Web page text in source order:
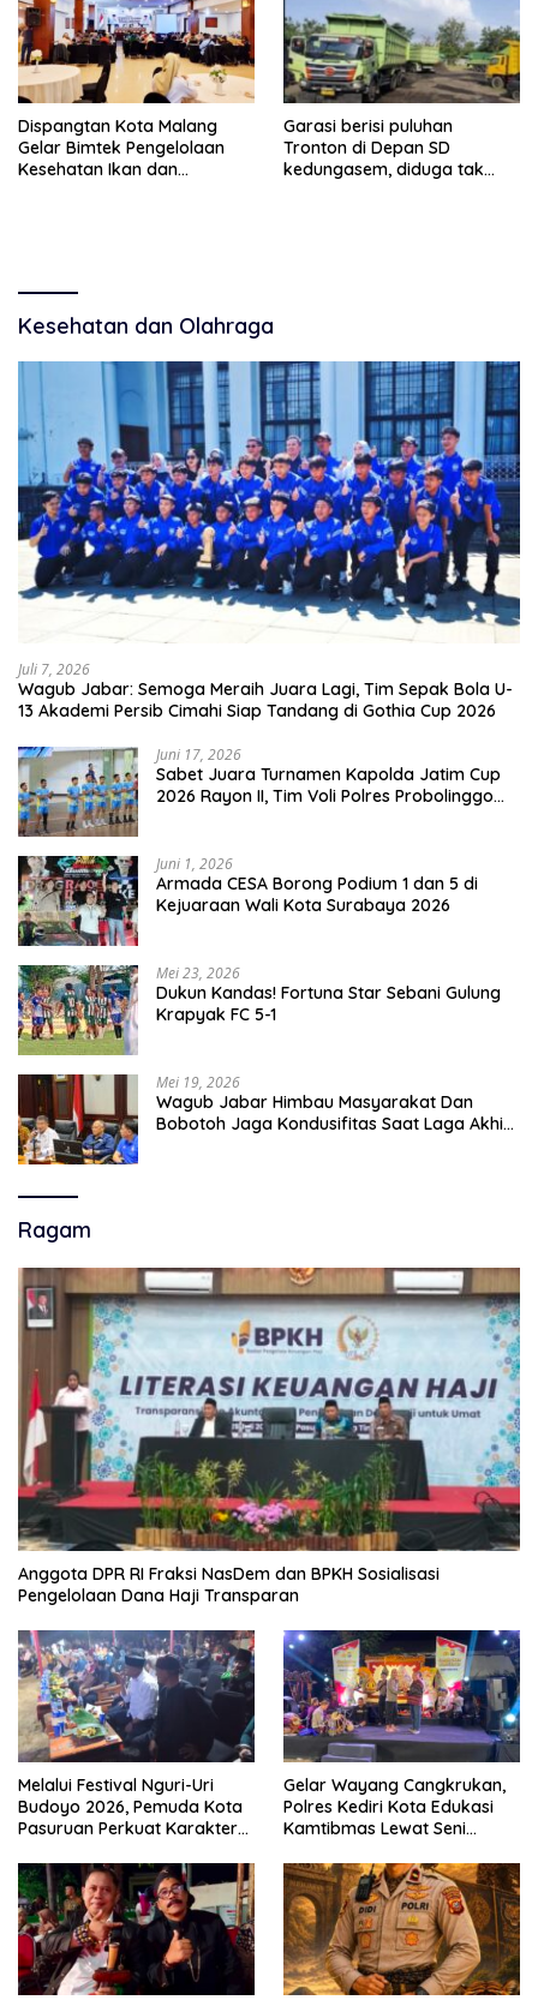
Dispangtan Kota Malang
Gelar Bimtek Pengelolaan
Kesehatan Ikan dan
Garasi berisi puluhan
Tronton di Depan SD
kedungasem, diduga tak
Kesehatan dan Olahraga
Juli 7, 2026
Wagub Jabar: Semoga Meraih Juara Lagi, Tim Sepak Bola U-
13 Akademi Persib Cimahi Siap Tandang di Gothia Cup 2026
Juni 17, 2026
Sabet Juara Turnamen Kapolda Jatim Cup
2026 Rayon II, Tim Voli Polres Probolinggo
Juni 1, 2026
Armada CESA Borong Podium 1 dan 5 di
Kejuaraan Wali Kota Surabaya 2026
Mei 23, 2026
Dukun Kandas! Fortuna Star Sebani Gulung
Krapyak FC 5-1
Mei 19, 2026
Wagub Jabar Himbau Masyarakat Dan
Bobotoh Jaga Kondusifitas Saat Laga Akhir
Ragam
Anggota DPR RI Fraksi NasDem dan BPKH Sosialisasi
Pengelolaan Dana Haji Transparan
Melalui Festival Nguri-Uri
Budoyo 2026, Pemuda Kota
Pasuruan Perkuat Karakter
Narkoba
Gelar Wayang Cangkrukan,
Polres Kediri Kota Edukasi
Kamtibmas Lewat Seni